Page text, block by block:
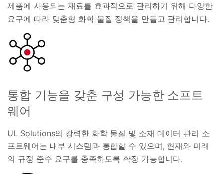
제품에 사용되는 재료를 효과적으로 관리하기 위해 다양한
요구에 따라 맞춤형 화학 물질 정책을 만들고 관리합니다.
통합 기능을 갖춘 구성 가능한 소프트
웨어
UL Solutions의 강력한 화학 물질 및 소재 데이터 관리 소
프트웨어는 내부 시스템과 통합할 수 있으며, 현재와 미래
의 규정 준수 요구를 충족하도록 확장 가능합니다.